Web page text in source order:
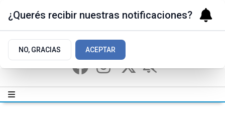
¿Querés recibir nuestras notificaciones?
NO, GRACIAS ACEPTAR